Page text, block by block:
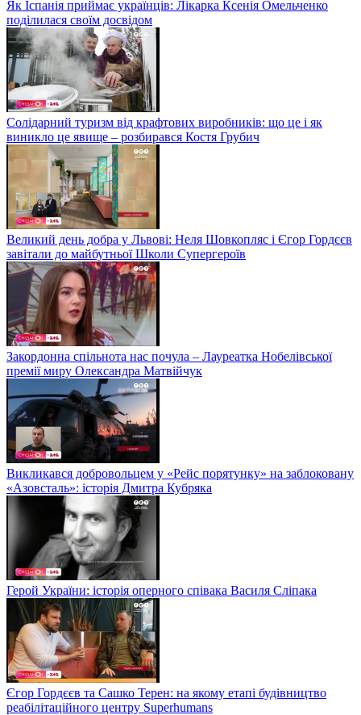
Як Іспанія приймає українців: Лікарка Ксенія Омельченко
поділилася своїм досвідом
Солідарний туризм від крафтових виробників: що це і як
виникло це явище – розбирався Костя Грубич
Великий день добра у Львові: Неля Шовкопляс і Єгор Гордєєв
завітали до майбутньої Школи Супергероїв
Закордонна спільнота нас почула – Лауреатка Нобелівської
премії миру Олександра Матвійчук
Викликався добровольцем у «Рейс порятунку» на заблоковану
«Азовсталь»: історія Дмитра Кубряка
Герой України: історія оперного співака Василя Сліпака
Єгор Гордєєв та Сашко Терен: на якому етапі будівництво
реабілітаційного центру Superhumans